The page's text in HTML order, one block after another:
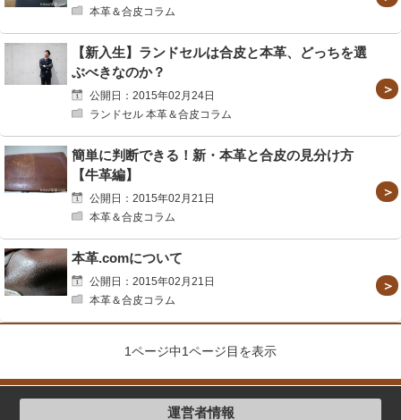
本革＆合皮コラム
【新入生】ランドセルは合皮と本革、どっちを選
ぶべきなのか？
公開日：2015年02月24日
ランドセル 本革＆合皮コラム
簡単に判断できる！新・本革と合皮の見分け方
【牛革編】
公開日：2015年02月21日
本革＆合皮コラム
本革.comについて
公開日：2015年02月21日
本革＆合皮コラム
1ページ中1ページ目を表示
運営者情報